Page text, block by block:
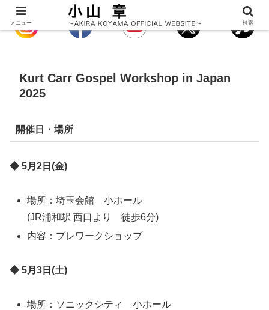
Kurt Carr Gospel Workshop in Japan
2025
開催日・場所
◆ 5月2日(金)
場所：埼玉会館 小ホール
(JR浦和駅 西口より 徒歩6分)
内容：プレワークショップ
◆ 5月3日(土)
場所：ソニックシティ 小ホール
メニュー 検索